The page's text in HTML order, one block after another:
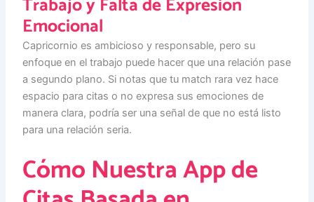
Emocional
Capricornio es ambicioso y responsable, pero su
enfoque en el trabajo puede hacer que una relación pase
a segundo plano. Si notas que tu match rara vez hace
espacio para citas o no expresa sus emociones de
manera clara, podría ser una señal de que no está listo
para una relación seria.
Cómo Nuestra App de